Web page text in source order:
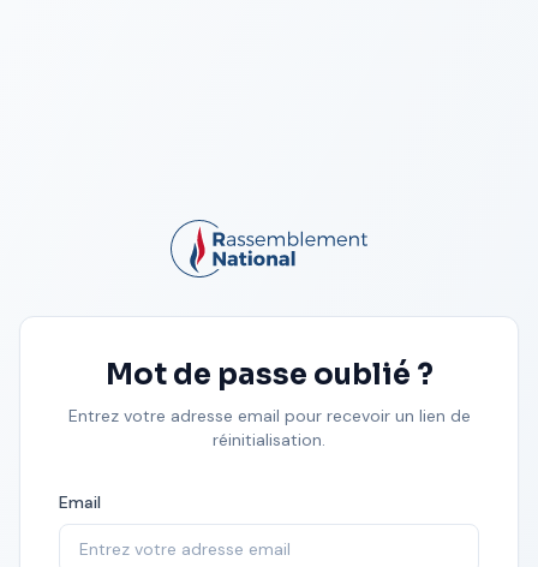
Mot de passe oublié ?
Entrez votre adresse email pour recevoir un lien de
réinitialisation.
Email